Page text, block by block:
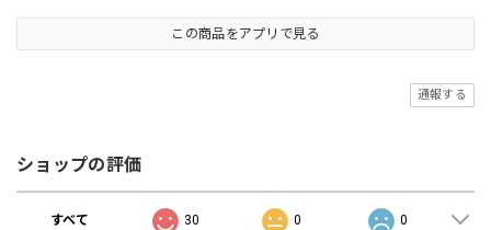
この商品をアプリで見る
通報する
ショップの評価
すべて 30 0 0